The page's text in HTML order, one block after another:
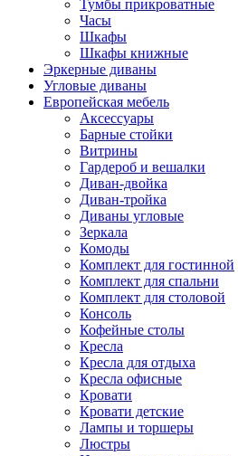
Тумбы прикроватные
Часы
Шкафы
Шкафы книжные
Эркерные диваны
Угловые диваны
Европейская мебель
Аксессуары
Барные стойки
Витрины
Гардероб и вешалки
Диван-двойка
Диван-тройка
Диваны угловые
Зеркала
Комоды
Комплект для гостинной
Комплект для спальни
Комплект для столовой
Консоль
Кофейные столы
Кресла
Кресла для отдыха
Кресла офисные
Кровати
Кровати детские
Лампы и торшеры
Люстры